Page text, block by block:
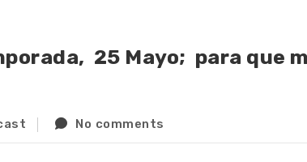
25 Mayo; para que
No comments